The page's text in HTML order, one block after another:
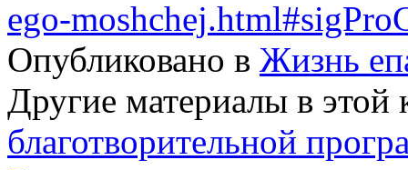
ego-
Опубликовано в Жизнь
Другие материалы в этой
благотворительной